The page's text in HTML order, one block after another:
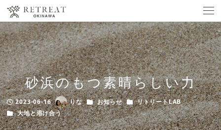
砂浜のもつ素晴らしい力
Published
2023-06-16
Author
りな カテゴリー
お知らせ カテゴリー
リトリートLAB
カテゴリー
大地と溶け合う